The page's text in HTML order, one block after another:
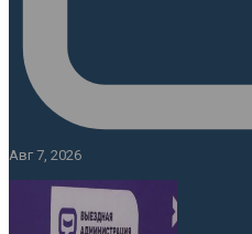
Авг 7, 2026